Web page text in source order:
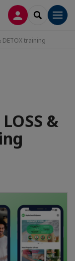
CONNEXION
DETOX training
&